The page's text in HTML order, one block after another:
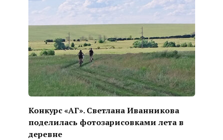
Конкурс «АГ». Светлана Иванникова
поделилась фотозарисовками лета в
деревне